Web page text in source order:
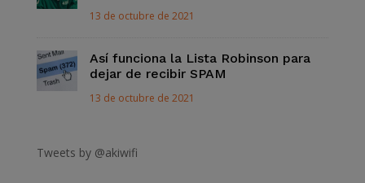
13 de octubre de 2021
Así funciona la Lista Robinson para
dejar de recibir SPAM
13 de octubre de 2021
Tweets by @akiwifi